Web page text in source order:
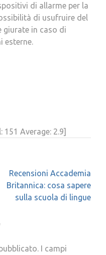
di allarme per la
di usufruire del
giurate in caso di
esterne.
151 Average: 2.9]
Recensioni Accademia
Britannica: cosa sapere
sulla scuola di lingue
I campi